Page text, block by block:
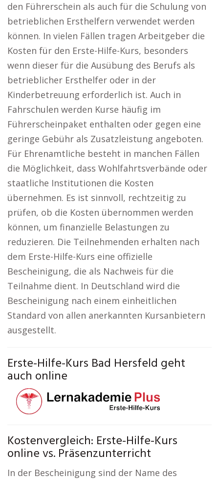
den Führerschein als auch für die Schulung von
betrieblichen Ersthelfern verwendet werden
können. In vielen Fällen tragen Arbeitgeber die
Kosten für den Erste-Hilfe-Kurs, besonders
wenn dieser für die Ausübung des Berufs als
betrieblicher Ersthelfer oder in der
Kinderbetreuung erforderlich ist. Auch in
Fahrschulen werden Kurse häufig im
Führerscheinpaket enthalten oder gegen eine
geringe Gebühr als Zusatzleistung angeboten.
Für Ehrenamtliche besteht in manchen Fällen
die Möglichkeit, dass Wohlfahrtsverbände oder
staatliche Institutionen die Kosten
übernehmen. Es ist sinnvoll, rechtzeitig zu
prüfen, ob die Kosten übernommen werden
können, um finanzielle Belastungen zu
reduzieren. Die Teilnehmenden erhalten nach
dem Erste-Hilfe-Kurs eine offizielle
Bescheinigung, die als Nachweis für die
Teilnahme dient. In Deutschland wird die
Bescheinigung nach einem einheitlichen
Standard von allen anerkannten Kursanbietern
ausgestellt.
Erste-Hilfe-Kurs Bad Hersfeld geht
auch online
Kostenvergleich: Erste-Hilfe-Kurs
online vs. Präsenzunterricht
In der Bescheinigung sind der Name des